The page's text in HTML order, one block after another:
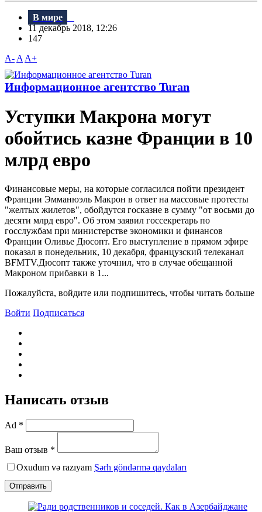
В мире
11 декабрь 2018, 12:26
147
A- A A+
Информационное агентство Turan
Уступки Макрона могут
обойтись казне Франции в 10
млрд евро
Финансовые меры, на которые согласился пойти президент
Франции Эмманюэль Макрон в ответ на массовые протесты
"желтых жилетов", обойдутся госказне в сумму "от восьми до
десяти млрд евро". Об этом заявил госсекретарь по
госслужбам при министерстве экономики и финансов
Франции Оливье Дюсопт. Его выступление в прямом эфире
показал в понедельник, 10 декабря, французский телеканал
BFMTV.Дюсопт также уточнил, что в случае обещанной
Макроном прибавки в 1...
Пожалуйста, войдите или подпишитесь, чтобы читать больше
Войти Подписаться
Написать отзыв
Ad *
Ваш отзыв *
Oxudum və razıyam Şərh göndərmə qaydaları
Отправить